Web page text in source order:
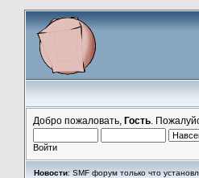
Добро пожаловать, Гость .
Войти
Новости: SMF форум только что